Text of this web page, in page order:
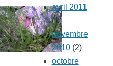
avril 2011
(1)
novembre
2010(2)
octobre